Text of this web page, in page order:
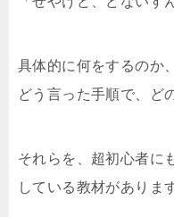
具体的に何をするのか、
どう言った手順で、ど
それらを、超初心者に
している教材がありま